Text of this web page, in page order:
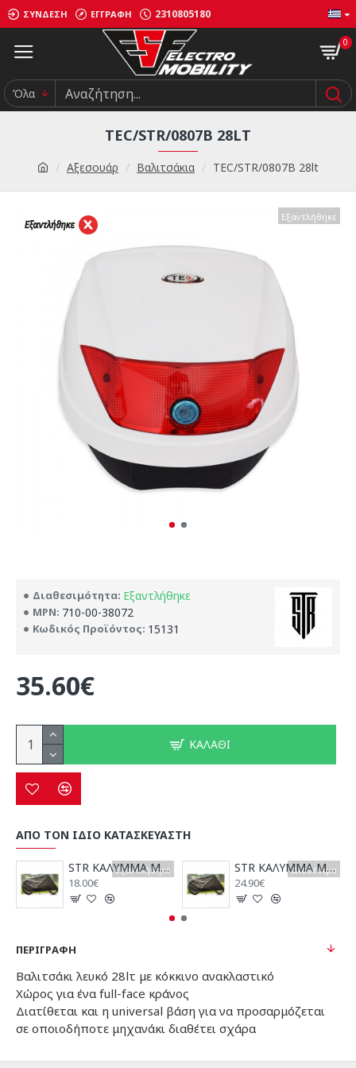
ΣΎΝΔΕΣΗ ΕΓΓΡΑΦΉ 2310805180
0
Όλα
Αξεσουάρ Βαλιτσάκια TEC/STR/0807B 28lt
TEC/STR/0807B 28LT
Εξαντλήθηκε
Διαθεσιμότητα: Εξαντλήθηκε
MPN: 710-00-38072
Κωδικός Προϊόντος: 15131
35.60€
ΚΑΛΆΘΙ
ΑΠΟ ΤΟΝ ΙΔΙΟ ΚΑΤΑΣΚΕΥΑΣΤΗ
Εξαντλήθηκε
STR ΚΑΛΥΜΜΑ ΜΟΤΟΣΥΚΛΕΤΑΣ
18.00€
Διαθέσιμο
STR ΚΑΛΥΜΜΑ ΜΟΤΟΣΥΚΛΕΤΑΣ ΑΔΙΑΒΡΟΧΟ
24.90€
ΠΕΡΙΓΡΑΦΉ
Βαλιτσάκι λευκό 28lτ με κόκκινο ανακλαστικό
Χώρος για ένα full-face κράνος
Διατίθεται και η universal βάση για να προσαρμόζεται
σε οποιοδήποτε μηχανάκι διαθέτει σχάρα